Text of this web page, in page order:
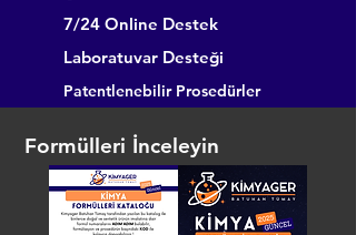
7/24 Online Destek
Laboratuvar Desteği
Patentlenebilir Prosedürler
Formülleri İnceleyin